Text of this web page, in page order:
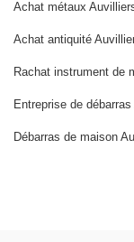
Achat métaux
Achat antiquité
Rachat instrument de
Entreprise de
Débarras de maison